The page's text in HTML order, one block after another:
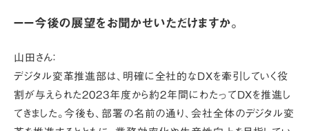
ーー今後の展望をお聞かせいただけますか。
山田さん：
デジタル変革推進部は、明確に全社的なDXを牽引していく役
割が与えられた2023年度から約2年間にわたってDXを推進し
てきました。今後も、部署の名前の通り、会社全体のデジタル変